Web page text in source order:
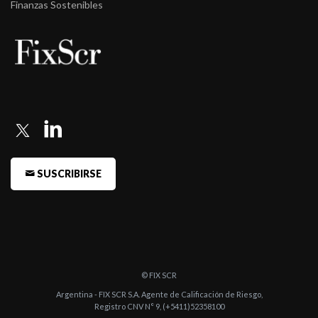
Argentina (C ...
Finanzas Sostenibles
SUSCRIBIRSE
© FIX SCR
Argentina - FIX SCR S.A. Agente de Calificación de Riesgo,
Registro CNV N° 9, (+5411)52358100